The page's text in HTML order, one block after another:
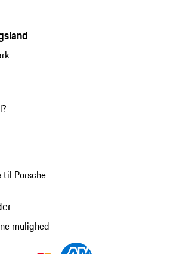
til Porsche
mulighed